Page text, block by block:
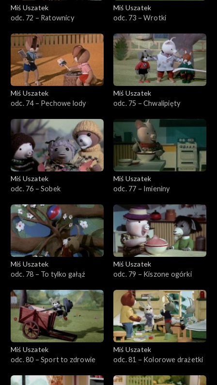
Miś Uszatek
odc. 72 – Ratownicy
Miś Uszatek
odc. 73 – Wrotki
Miś Uszatek
odc. 74 – Pechowe lody
Miś Uszatek
odc. 75 – Chwalipięty
Miś Uszatek
odc. 76 – Sobek
Miś Uszatek
odc. 77 – Imieniny
Miś Uszatek
odc. 78 – To tylko gałąź
Miś Uszatek
odc. 79 – Kiszone ogórki
Miś Uszatek
odc. 80 – Sport to zdrowie
Miś Uszatek
odc. 81 – Kolorowe drażetki